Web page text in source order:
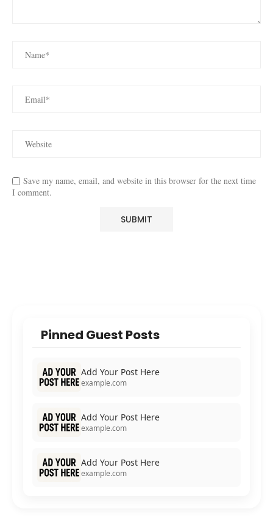
Save my name, email, and website in this browser for the next time
I comment.
Pinned Guest Posts
Add Your Post Here
example.com
Add Your Post Here
example.com
Add Your Post Here
example.com